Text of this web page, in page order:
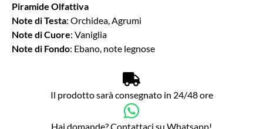
Piramide Olfattiva
Note di Testa: Orchidea, Agrumi
Note di Cuore: Vaniglia
Note di Fondo: Ebano, note legnose
Il prodotto sarà consegnato in 24/48 ore
Hai domande? Contattaci su Whatsapp!